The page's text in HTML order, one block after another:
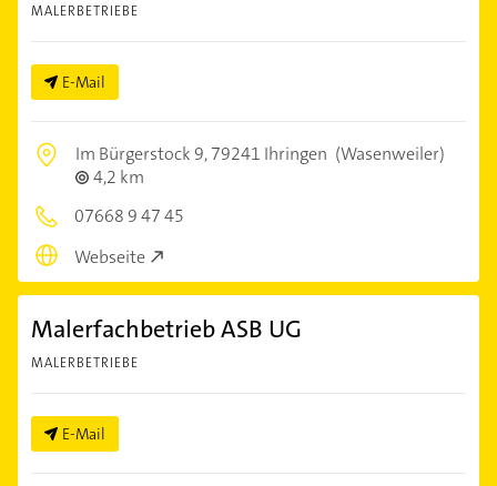
MALERBETRIEBE
E-Mail
Im Bürgerstock 9,79241 Ihringen (Wasenweiler)
4,2 km
07668 9 47 45
Webseite
Malerfachbetrieb ASB UG
MALERBETRIEBE
E-Mail